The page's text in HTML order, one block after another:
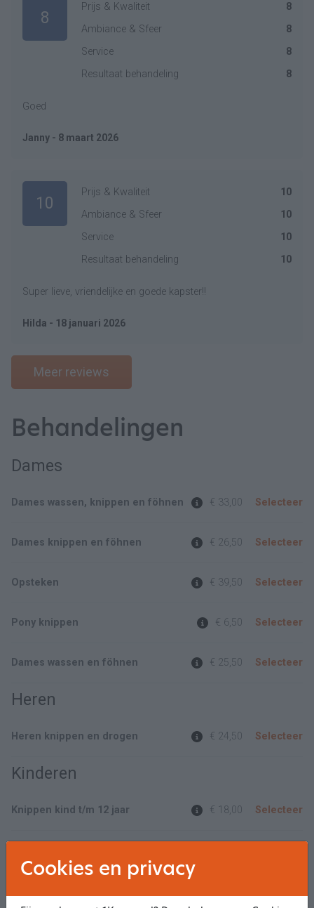
8
Prijs & Kwaliteit
8
Ambiance & Sfeer
8
Service
8
Resultaat behandeling
8
Goed
Janny - 8 maart 2026
10
Prijs & Kwaliteit
10
Ambiance & Sfeer
10
Service
10
Resultaat behandeling
10
Super lieve, vriendelijke en goede kapster!!
Hilda - 18 januari 2026
Meer reviews
Behandelingen
Dames
Dames wassen, knippen en föhnen € 33,00 Selecteer
Dames knippen en föhnen € 26,50 Selecteer
Opsteken € 39,50 Selecteer
Pony knippen € 6,50 Selecteer
Dames wassen en föhnen € 25,50 Selecteer
Heren
Heren knippen en drogen € 24,50 Selecteer
Kinderen
Knippen kind t/m 12 jaar € 18,00 Selecteer
Cookies en privacy